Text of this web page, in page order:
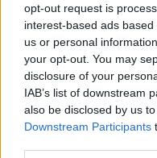
opt-out request is
interest-based ads
us or personal
your opt-out. You may
disclosure of your
IAB’s list of downstream
also be disclosed by us
Downstream Participants
Tata műemlékfelújítás
Történelmi táj,
megújul a tatai